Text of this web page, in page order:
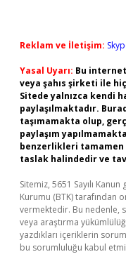
Reklam ve İletişim:
Yasal Uyarı: Bu
veya şahıs şirketi ile
Sitede yalnızca kendi
paylaşılmaktadır.
taşımamakta olup,
paylaşım
benzerlikleri
taslak halindedir ve
Sitemiz, 5651 Sayılı
Kurumu (BTK) tarafından
vermektedir. Bu nedenle,
veya araştırma
yazdıkları içeriklerin
bu sorumluluğu kabul